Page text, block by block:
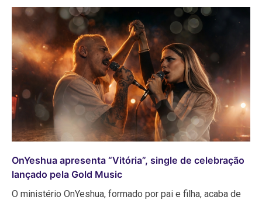
OnYeshua apresenta “Vitória”, single de celebração
lançado pela Gold Music
O ministério OnYeshua, formado por pai e filha, acaba de